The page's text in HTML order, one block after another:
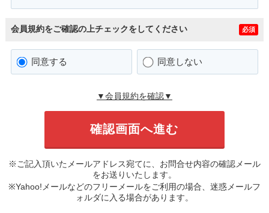
会員規約をご確認の上チェックをしてください 必須
同意する 同意しない
▼会員規約を確認▼
※ご記入頂いたメールアドレス宛てに、お問合せ内容の確認メール
をお送りいたします。
※Yahoo!メールなどのフリーメールをご利用の場合、迷惑メールフ
ォルダに入る場合があります。